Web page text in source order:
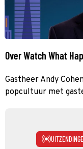
Over Watch What
Gastheer Andy
popcultuur met